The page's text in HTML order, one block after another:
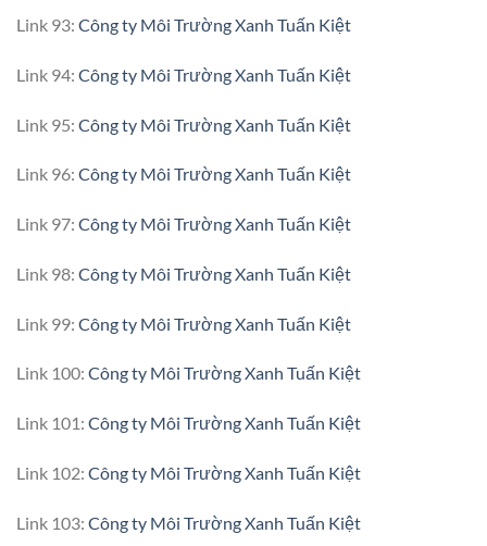
Link 93: Công ty Môi Trường Xanh Tuấn Kiệt
Link 94: Công ty Môi Trường Xanh Tuấn Kiệt
Link 95: Công ty Môi Trường Xanh Tuấn Kiệt
Link 96: Công ty Môi Trường Xanh Tuấn Kiệt
Link 97: Công ty Môi Trường Xanh Tuấn Kiệt
Link 98: Công ty Môi Trường Xanh Tuấn Kiệt
Link 99: Công ty Môi Trường Xanh Tuấn Kiệt
Link 100: Công ty Môi Trường Xanh Tuấn Kiệt
Link 101: Công ty Môi Trường Xanh Tuấn Kiệt
Link 102: Công ty Môi Trường Xanh Tuấn Kiệt
Link 103: Công ty Môi Trường Xanh Tuấn Kiệt